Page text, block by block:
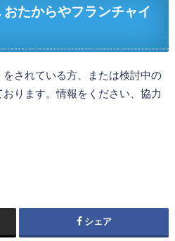
たからやフランチャイ
されている方、または検討中の
ります。情報をください、協力
シェア